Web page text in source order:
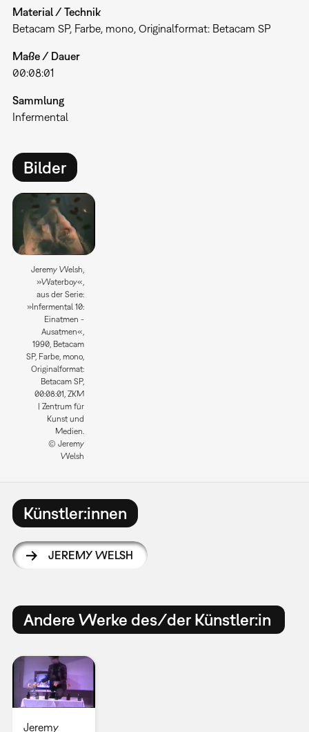
Material / Technik
Betacam SP, Farbe, mono, Originalformat: Betacam SP
Maße / Dauer
00:08:01
Sammlung
Infermental
Bilder
Jeremy Welsh,
»Waterboy«,
aus der Serie:
»Infermental 10:
Einatmen -
Ausatmen«,
1990, Betacam
SP, Farbe, mono,
Originalformat:
Betacam SP,
00:08:01, ZKM
| Zentrum für
Kunst und
Medien.
© Jeremy
Welsh
Künstler:innen
JEREMY WELSH
Andere Werke des/der Künstler:in
Jeremy